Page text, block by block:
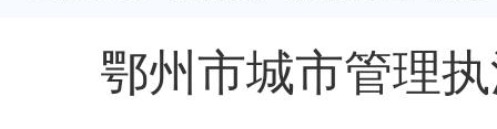
鄂州市城市管理